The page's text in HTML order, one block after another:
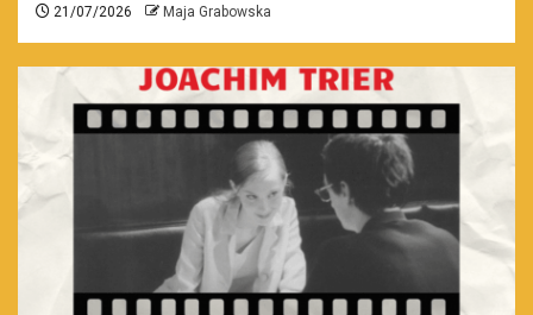
21/07/2026 Maja Grabowska